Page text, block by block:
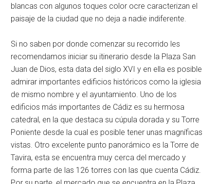
blancas con algunos toques color ocre caracterizan el
paisaje de la ciudad que no deja a nadie indiferente.
Si no saben por donde comenzar su recorrido les
recomendamos iniciar su itinerario desde la Plaza San
Juan de Dios, esta data del siglo XVI y en ella es posible
admirar importantes edificios históricos como la iglesia
de mismo nombre y el ayuntamiento. Uno de los
edificios más importantes de Cádiz es su hermosa
catedral, en la que destaca su cúpula dorada y su Torre
Poniente desde la cual es posible tener unas magníficas
vistas. Otro excelente punto panorámico es la Torre de
Tavira, esta se encuentra muy cerca del mercado y
forma parte de las 126 torres con las que cuenta Cádiz.